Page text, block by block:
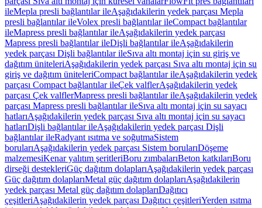
ileMepla presli bağlantılar ileAşağıdakilerin yedek parçası Mepla
presli bağlantılar ileVolex presli bağlantılar ileCompact bağlantılar
ileMapress presli bağlantılar ileAşağıdakilerin yedek parçası
Mapress presli bağlantılar ileDişli bağlantılar ileAşağıdakilerin
yedek parçası Dişli bağlantılar ileSıva altı montaj için su giriş ve
dağıtım üniteleriAşağıdakilerin yedek parçası Sıva altı montaj için su
giriş ve dağıtım üniteleriCompact bağlantılar ileAşağıdakilerin yedek
parçası Compact bağlantılar ileÇek valflerAşağıdakilerin yedek
parçası Çek valflerMapress presli bağlantılar ileAşağıdakilerin yedek
parçası Mapress presli bağlantılar ileSıva altı montaj için su sayacı
hatlarıAşağıdakilerin yedek parçası Sıva altı montaj için su sayacı
hatlarıDişli bağlantılar ileAşağıdakilerin yedek parçası Dişli
bağlantılar ileRadyant ısıtma ve soğutmaSistem
borularıAşağıdakilerin yedek parçası Sistem borularıDöşeme
malzemesiKenar yalıtım şeritleriBoru zımbalarıBeton katkılarıBoru
dirseği destekleriGüç dağıtım dolaplarıAşağıdakilerin yedek parçası
Güç dağıtım dolaplarıMetal güç dağıtım dolaplarıAşağıdakilerin
yedek parçası Metal güç dağıtım dolaplarıDağıtıcı
çeşitleriAşağıdakilerin yedek parçası Dağıtıcı çeşitleriYerden ısıtma